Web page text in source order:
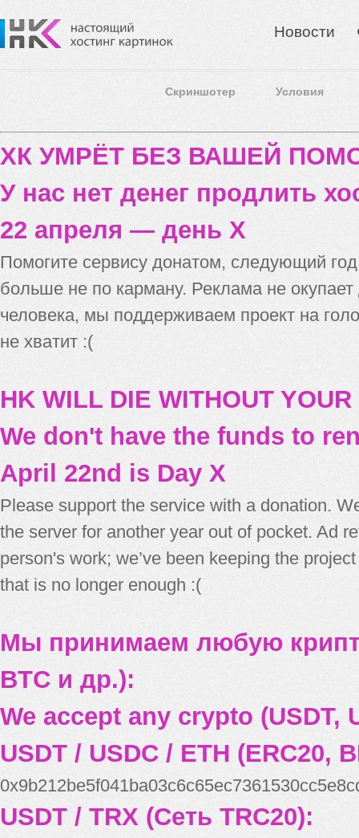
Новости
Скриншотер Условия
ХК УМРЁТ БЕЗ ВАШЕЙ
У нас нет денег продлить
22 апреля — день X
Помогите сервису донатом, следующий
больше не по карману. Реклама не
человека, мы поддерживаем проект на
не хватит :(
HK WILL DIE WITHOUT
We don't have the funds to
April 22nd is Day X
Please support the service with a donation.
the server for another year out of pocket. Ad
person's work; we’ve been keeping the
that is no longer enough :(
Мы принимаем любую
BTC и др.):
We accept any crypto (USDT,
USDT / USDC / ETH (ERC20,
USDT / TRX (Сеть TRC20):